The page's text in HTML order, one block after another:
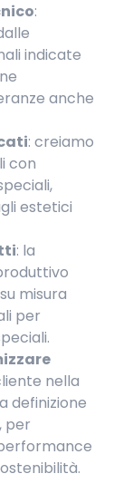
:
indicate
anche
: creiamo
con
estetici
: la
misura
per
nella
definizione
per